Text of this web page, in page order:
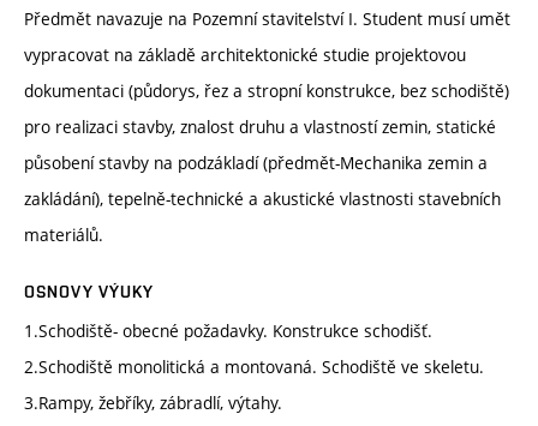
Předmět navazuje na Pozemní stavitelství I. Student musí umět
vypracovat na základě architektonické studie projektovou
dokumentaci (půdorys, řez a stropní konstrukce, bez schodiště)
pro realizaci stavby, znalost druhu a vlastností zemin, statické
působení stavby na podzákladí (předmět-Mechanika zemin a
zakládání), tepelně-technické a akustické vlastnosti stavebních
materiálů.
OSNOVY VÝUKY
1.Schodiště- obecné požadavky. Konstrukce schodišť.
2.Schodiště monolitická a montovaná. Schodiště ve skeletu.
3.Rampy, žebříky, zábradlí, výtahy.